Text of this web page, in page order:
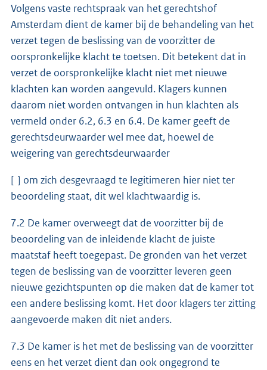
Volgens vaste rechtspraak van het gerechtshof
Amsterdam dient de kamer bij de behandeling van het
verzet tegen de beslissing van de voorzitter de
oorspronkelijke klacht te toetsen. Dit betekent dat in
verzet de oorspronkelijke klacht niet met nieuwe
klachten kan worden aangevuld. Klagers kunnen
daarom niet worden ontvangen in hun klachten als
vermeld onder 6.2, 6.3 en 6.4. De kamer geeft de
gerechtsdeurwaarder wel mee dat, hoewel de
weigering van gerechtsdeurwaarder
[ ] om zich desgevraagd te legitimeren hier niet ter
beoordeling staat, dit wel klachtwaardig is.
7.2 De kamer overweegt dat de voorzitter bij de
beoordeling van de inleidende klacht de juiste
maatstaf heeft toegepast. De gronden van het verzet
tegen de beslissing van de voorzitter leveren geen
nieuwe gezichtspunten op die maken dat de kamer tot
een andere beslissing komt. Het door klagers ter zitting
aangevoerde maken dit niet anders.
7.3 De kamer is het met de beslissing van de voorzitter
eens en het verzet dient dan ook ongegrond te